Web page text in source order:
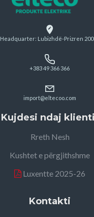
Headquarter: Lubizhdë-Prizren
+383 49 366 366
import@eltecoo.com
Kujdesi ndaj
Rreth Nesh
Kushtet e përgjithshme
Luxentte 2025-26
Kontakti